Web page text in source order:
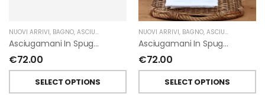
NUOVI ARRIVI, BAGNO, ASCIUGAMANI GIARDINO SEGRETO
Asciugamani In Spugna Con Fiori In Lino Applicati Di Giardino Segreto.
€72.00
SELECT OPTIONS
NUOVI ARRIVI, BAGNO, ASCIUGAMANI
Asciugamani In Spugna Con Ricami Marini Di Giardino Segreto.
€72.00
SELECT OPTIONS